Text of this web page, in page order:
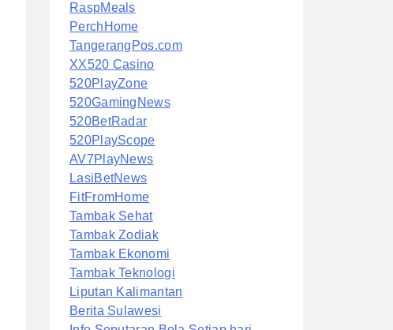
RaspMeals
PerchHome
TangerangPos.com
XX520 Casino
520PlayZone
520GamingNews
520BetRadar
520PlayScope
AV7PlayNews
LasiBetNews
FitFromHome
Tambak Sehat
Tambak Zodiak
Tambak Ekonomi
Tambak Teknologi
Liputan Kalimantan
Berita Sulawesi